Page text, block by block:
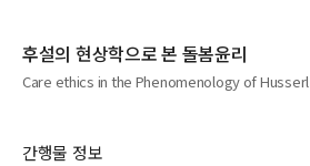
후설의 현상학으로 본 돌봄윤리
Care ethics in the Phenomenology of Husserl
간행물 정보